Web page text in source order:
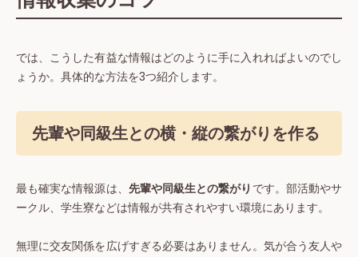
では、こうした有益な情報はどのように手に入れればよいのでし
ょうか。具体的な方法を3つ紹介します。
先輩や同級生との横・縦の繋がりを作る
最も確実な情報源は、 先輩や同級生との繋がり です。部活動やサ
ークル、学生寮などは情報が共有されやすい環境にあります。
無理に交友関係を広げすぎる必要はありません。気が合う友人や